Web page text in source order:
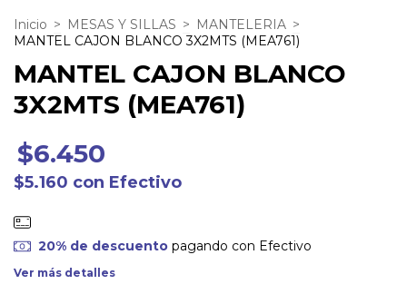
Inicio > MESAS Y SILLAS > MANTELERIA >
MANTEL CAJON BLANCO 3X2MTS (MEA761)
MANTEL CAJON BLANCO
3X2MTS (MEA761)
$6.450
$5.160 con Efectivo
20% de descuentopagando con Efectivo
Ver más detalles